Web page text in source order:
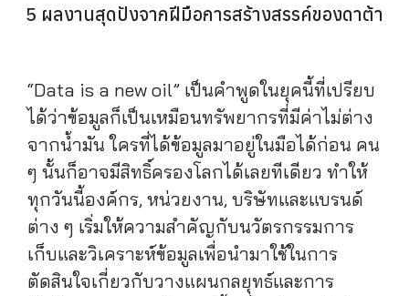
5 ผลงานสุดปังจากฝีมือการสร้างสรรค์ของดาต้า
“Data is a new oil” เป็นคำพูดในยุคนี้ที่เปรียบ
ได้ว่าข้อมูลก็เป็นเหมือนทรัพยากรที่มีค่าไม่ต่าง
จากน้ำมัน ใครที่ได้ข้อมูลมาอยู่ในมือได้ก่อน คน
ๆ นั้นก็อาจมีสิทธิ์ครองโลกได้เลยทีเดียว ทำให้
ทุกวันนี้องค์กร, หน่วยงาน, บริษัทและแบรนด์
ต่าง ๆ เริ่มให้ความสำคัญกับนวัตรกรรมการ
เก็บและวิเคราะห์ข้อมูลเพื่อนำมาใช้ในการ
ตัดสินใจเกี่ยวกับวางแผนกลยุทธ์และการ